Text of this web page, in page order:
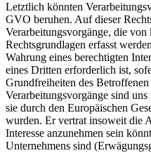
Letztlich könnten
GVO beruhen. Auf dieser
Verarbeitungsvorgänge, die von
Rechtsgrundlagen erfasst
Wahrung eines berechtigten
eines Dritten erforderlich ist,
Grundfreiheiten des
Verarbeitungsvorgänge sind
sie durch den Europäischen
wurden. Er vertrat insoweit die
Interesse anzunehmen sein
Unternehmens sind